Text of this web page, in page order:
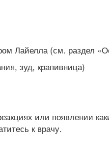
Лайелла (см. раздел
зуд, крапивница)
или появлении
к врачу.